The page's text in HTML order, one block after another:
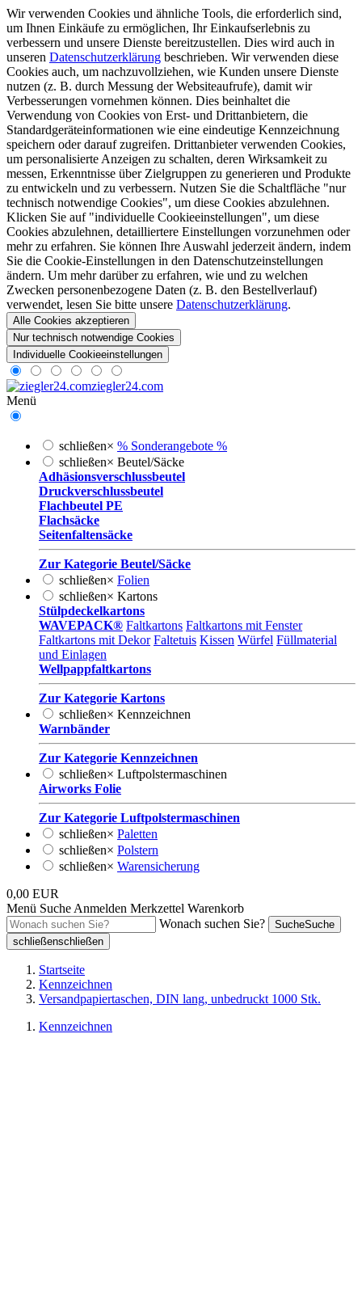
Wir verwenden Cookies und ähnliche Tools, die erforderlich sind,
um Ihnen Einkäufe zu ermöglichen, Ihr Einkaufserlebnis zu
verbessern und unsere Dienste bereitzustellen. Dies wird auch in
unseren Datenschutzerklärung beschrieben. Wir verwenden diese
Cookies auch, um nachzuvollziehen, wie Kunden unsere Dienste
nutzen (z. B. durch Messung der Websiteaufrufe), damit wir
Verbesserungen vornehmen können. Dies beinhaltet die
Verwendung von Cookies von Erst- und Drittanbietern, die
Standardgeräteinformationen wie eine eindeutige Kennzeichnung
speichern oder darauf zugreifen. Drittanbieter verwenden Cookies,
um personalisierte Anzeigen zu schalten, deren Wirksamkeit zu
messen, Erkenntnisse über Zielgruppen zu generieren und Produkte
zu entwickeln und zu verbessern. Nutzen Sie die Schaltfläche "nur
technisch notwendige Cookies", um diese Cookies abzulehnen.
Klicken Sie auf "individuelle Cookieeinstellungen", um diese
Cookies abzulehnen, detailliertere Einstellungen vorzunehmen oder
mehr zu erfahren. Sie können Ihre Auswahl jederzeit ändern, indem
Sie die Cookie-Einstellungen in den Datenschutzeinstellungen
ändern. Um mehr darüber zu erfahren, wie und zu welchen
Zwecken personenbezogene Daten (z. B. den Bestellverlauf)
verwendet, lesen Sie bitte unsere Datenschutzerklärung.
Alle Cookies akzeptieren
Nur technisch notwendige Cookies
Individuelle Cookieeinstellungen
ziegler24.com
Menü
schließen× % Sonderangebote %
schließen× Beutel/Säcke
Adhäsionsverschlussbeutel
Druckverschlussbeutel
Flachbeutel PE
Flachsäcke
Seitenfaltensäcke
Zur Kategorie Beutel/Säcke
schließen× Folien
schließen× Kartons
Stülpdeckelkartons
WAVEPACK® Faltkartons Faltkartons mit Fenster
Faltkartons mit Dekor Faltetuis Kissen Würfel Füllmaterial
und Einlagen
Wellpappfaltkartons
Zur Kategorie Kartons
schließen× Kennzeichnen
Warnbänder
Zur Kategorie Kennzeichnen
schließen× Luftpolstermaschinen
Airworks Folie
Zur Kategorie Luftpolstermaschinen
schließen× Paletten
schließen× Polstern
schließen× Warensicherung
0,00 EUR
Menü Suche Anmelden Merkzettel Warenkorb
Wonach suchen Sie?
SucheSuche
schließenschließen
Startseite
Kennzeichnen
Versandpapiertaschen, DIN lang, unbedruckt 1000 Stk.
Kennzeichnen